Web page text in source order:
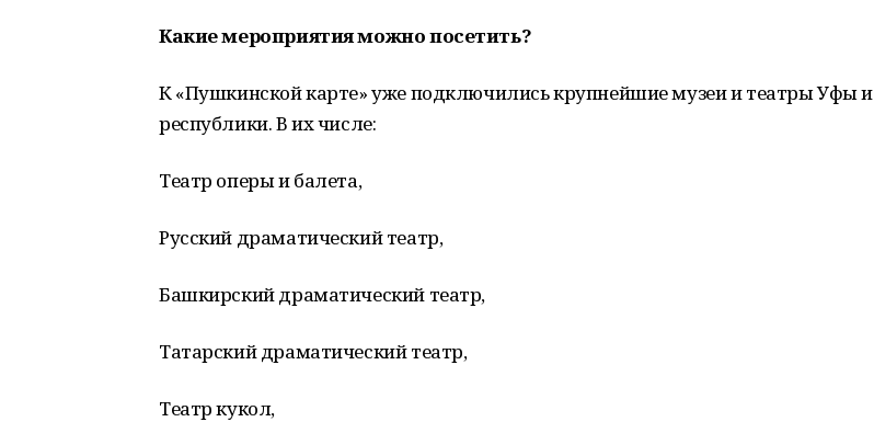
Какие мероприятия можно посетить?
К «Пушкинской карте» уже подключились крупнейшие музеи и театры Уфы и
республики. В их числе:
Театр оперы и балета,
Русский драматический театр,
Башкирский драматический театр,
Татарский драматический театр,
Театр кукол,